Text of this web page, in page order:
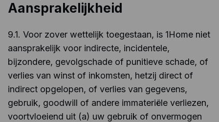
Aansprakelijkheid
9.1. Voor zover wettelijk toegestaan, is 1Home niet
aansprakelijk voor indirecte, incidentele,
bijzondere, gevolgschade of punitieve schade, of
verlies van winst of inkomsten, hetzij direct of
indirect opgelopen, of verlies van gegevens,
gebruik, goodwill of andere immateriële verliezen,
voortvloeiend uit (a) uw gebruik of onvermogen